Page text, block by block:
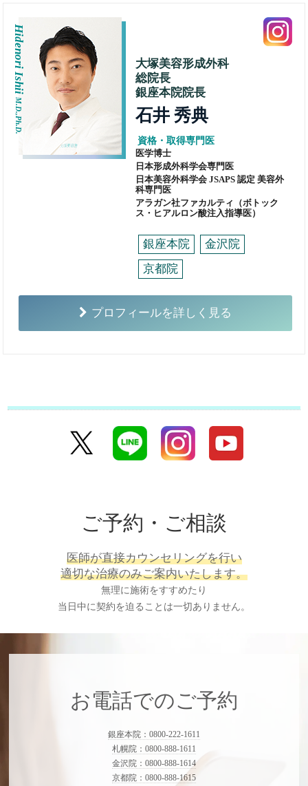
Hidenori Ishii
M.D.,Ph.D.
大塚美容形成外科
総院長
銀座本院院長
石井 秀典
資格・取得専門医
医学博士
日本形成外科学会専門医
日本美容外科学会 JSAPS 認定 美容外
科専門医
アラガン社ファカルティ（ボトック
ス・ヒアルロン酸注入指導医）
銀座本院
金沢院
京都院
プロフィールを詳しく見る
ご予約・ご相談
医師が直接カウンセリングを行い
適切な治療のみご案内いたします。
無理に施術をすすめたり
当日中に契約を迫ることは一切ありません。
お電話でのご予約
銀座本院：0800-222-1611
札幌院：0800-888-1611
金沢院：0800-888-1614
京都院：0800-888-1615